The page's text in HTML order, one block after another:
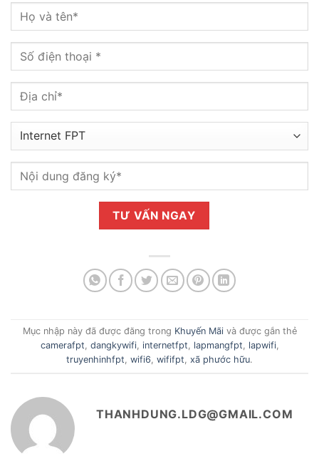
Mục nhập này đã được đăng trong Khuyến Mãivà được gắn thẻ
camerafpt dangkywifi, internetfpt lapmangfpt lapwifi,
truyenhinhfpt wifi6 wififpt xã phước hữu.
THANHDUNG.LDG@GMAIL.COM